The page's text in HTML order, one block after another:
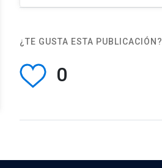
¿TE GUSTA ESTA PUBLICACIÓN?
0